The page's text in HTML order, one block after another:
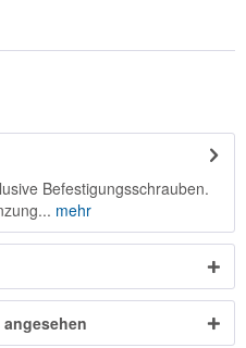
Befestigungsschrauben.
mehr